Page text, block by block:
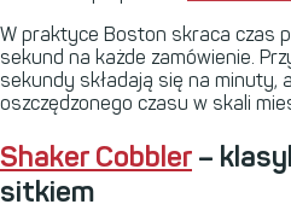
W praktyce Boston skraca czas
sekund na każde zamówienie.
sekundy składają się na minuty,
oszczędzonego czasu w skali
Shaker Cobbler –
sitkiem